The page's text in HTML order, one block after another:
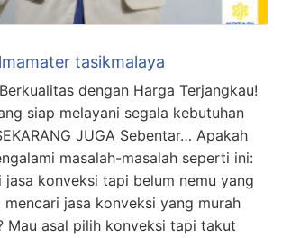
tasikmalaya
dengan Harga Terjangkau!
siap melayani segala kebutuhan
JUGA Sebentar… Apakah
masalah-masalah seperti ini:
jasa konveksi tapi belum nemu yang
jasa konveksi yang murah
Mau asal pilih konveksi tapi takut